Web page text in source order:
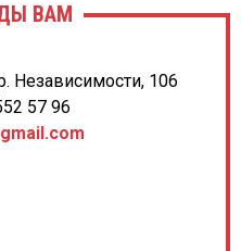
ВАМ
Независимости, 106
57 96